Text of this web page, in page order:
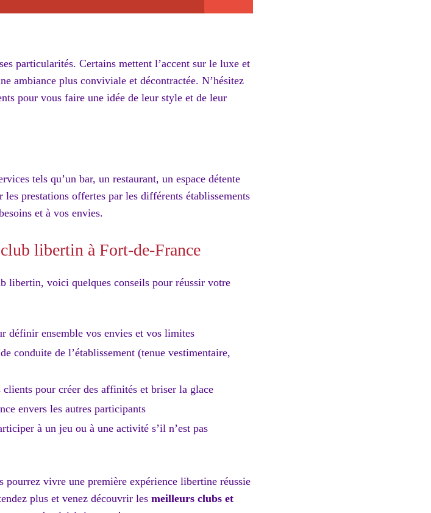
particularités. Certains mettent l’accent sur le luxe et
ambiance plus conviviale et décontractée. N’hésitez
pour vous faire une idée de leur style et de leur
tels qu’un bar, un restaurant, un espace détente
prestations offertes par les différents établissements
et à vos envies.
libertin à Fort-de-France
libertin, voici quelques conseils pour réussir votre
définir ensemble vos envies et vos limites
conduite de l’établissement (tenue vestimentaire,
clients pour créer des affinités et briser la glace
envers les autres participants
à un jeu ou à une activité s’il n’est pas
pourrez vivre une première expérience libertine réussie
plus et venez découvrir les meilleurs clubs et